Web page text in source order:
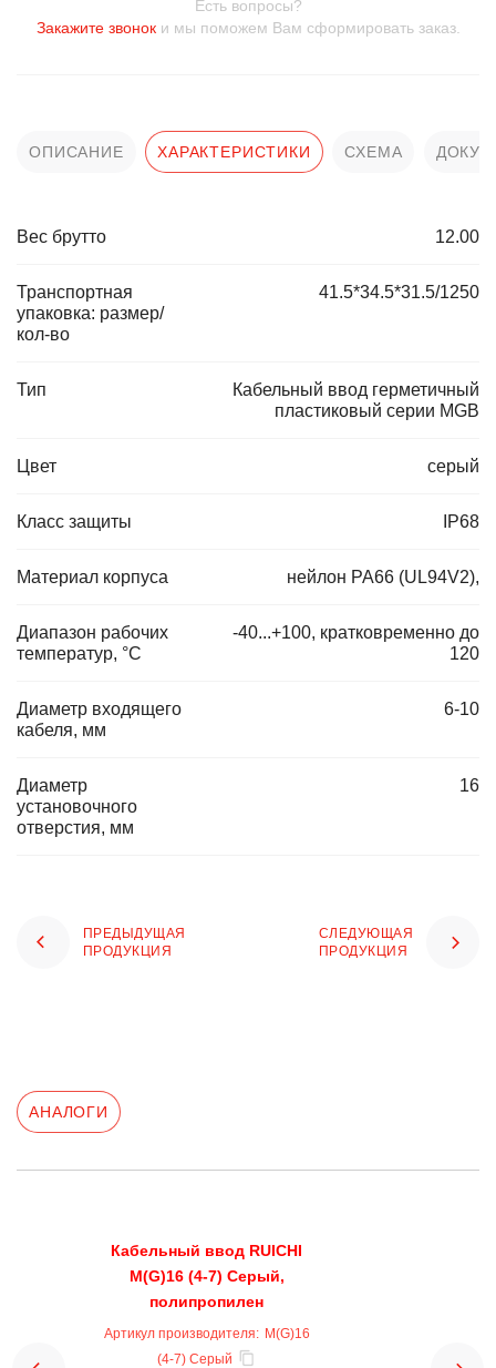
Есть вопросы?
Закажите звоноки мы поможем Вам сформировать заказ.
ОПИСАНИЕ ХАРАКТЕРИСТИКИ СХЕМА
Вес брутто 12.00
Транспортная
упаковка: размер/
кол-во
41.5*34.5*31.5/1250
Тип
Кабельный ввод герметичный
пластиковый серии MGB
Цвет серый
Класс защиты IP68
Материал корпуса нейлон PA66 (UL94V2),
Диапазон рабочих
температур, °C
-40...+100, кратковременно до
120
Диаметр входящего
кабеля, мм
6-10
Диаметр
установочного
отверстия, мм
16
ПРЕДЫДУЩАЯ
ПРОДУКЦИЯ
СЛЕДУЮЩАЯ
ПРОДУКЦИЯ
АНАЛОГИ
Кабельный ввод RUICHI
M(G)16 (4-7) Серый,
полипропилен
Артикул производителя: M(G)16
(4-7) Серый